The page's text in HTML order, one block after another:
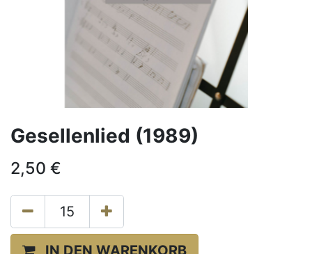
Gesellenlied (1989)
2,50 €
IN DEN WARENKORB